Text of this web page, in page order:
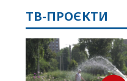
ТВ-ПРОЄКТИ